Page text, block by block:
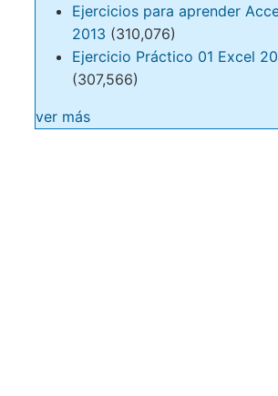
Ejercicios para aprender
2013 (310,076)
Ejercicio Práctico 01 Excel
(307,566)
ver más